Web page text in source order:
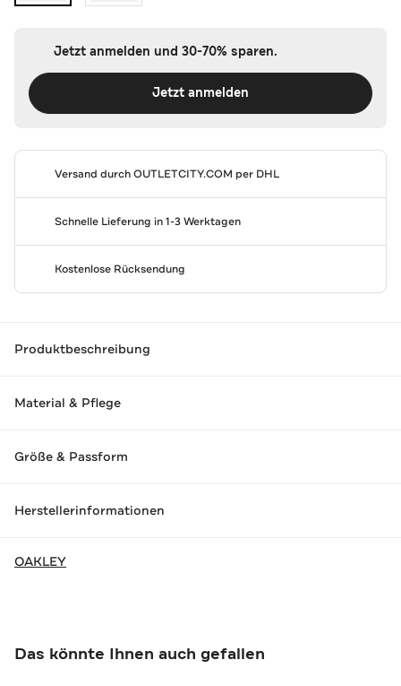
Jetzt anmelden und 30-70% sparen.
Jetzt anmelden
Versand durchOUTLETCITY.COM per DHL
Schnelle Lieferung in 1-3 Werktagen
Kostenlose Rücksendung
Produktbeschreibung
Material & Pflege
Größe & Passform
Herstellerinformationen
OAKLEY
Das könnte Ihnen auch gefallen